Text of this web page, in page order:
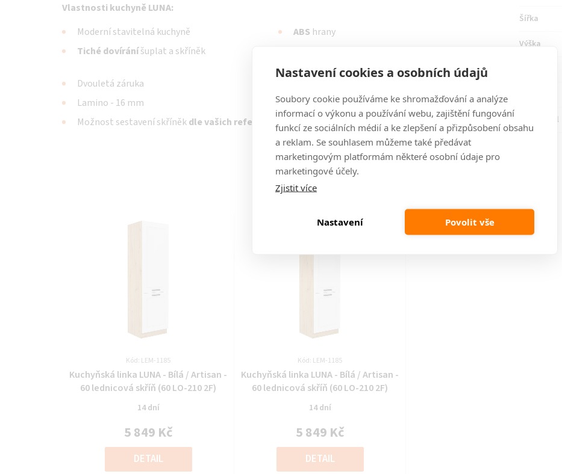
Nastavení cookies a osobních údajů
Soubory cookie používáme ke shromažďování a analýze
informací o výkonu a používání webu, zajištění fungování
funkcí ze sociálních médií a ke zlepšení a přizpůsobení obsahu
a reklam. Se souhlasem můžeme také předávat
marketingovým platformám některé osobní údaje pro
marketingové účely.
Zjistit více
Nastavení Povolit vše
Vlastnosti kuchyně LUNA:
Moderní stavitelná kuchyně
ABS hrany
Tiché dovíráníšuplat a skříněk
Dvouletá záruka
Lamino - 16 mm
Úchyty kovové - 160 mm
Možnost sestavení skříněkdle vašich referencí
Šířka
Výška
Dodavatel
Naposledy prohlížené
Kód: LEM-1185
Průměrné
hodnocení
produktu
je
0,0
z
5
hvězdiček.
Kuchyňská linka LUNA - Bílá / Artisan -
60 lednicová skříň (60 LO-210 2F)
14 dní
5 849 Kč
Měrná
cena:
DETAIL
Kód: LEM-1185
Průměrné
hodnocení
produktu
je
0,0
z
5
hvězdiček.
Kuchyňská linka LUNA - Bílá / Artisan -
60 lednicová skříň (60 LO-210 2F)
14 dní
5 849 Kč
Měrná
cena:
DETAIL